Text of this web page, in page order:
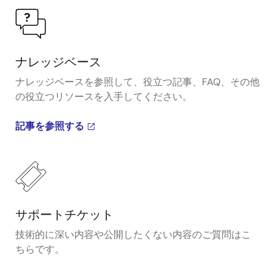
ナレッジベース
ナレッジベースを参照して、役立つ記事、FAQ、その他
の役立つリソースを入手してください。
記事を参照する
サポートチケット
技術的に深い内容や公開したくない内容のご質問はこ
ちらです。